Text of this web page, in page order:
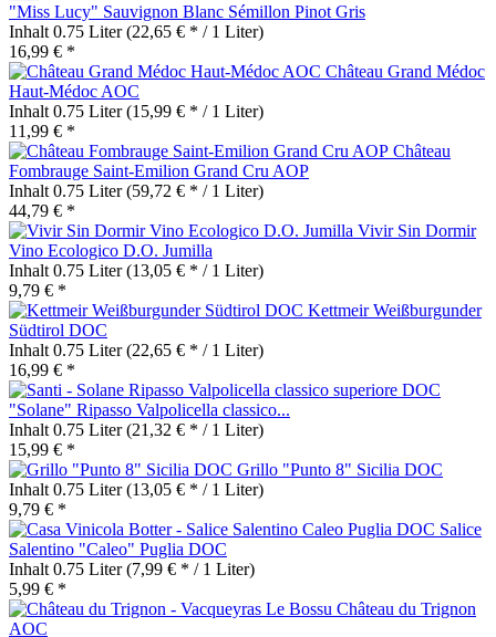
"Miss Lucy" Sauvignon Blanc Sémillon Pinot Gris
Inhalt 0.75 Liter(22,65 € * / 1 Liter)
16,99 € *
Château Grand Médoc
Haut-Médoc AOC
Inhalt 0.75 Liter(15,99 € * / 1 Liter)
11,99 € *
Château
Fombrauge Saint-Emilion Grand Cru AOP
Inhalt 0.75 Liter(59,72 € * / 1 Liter)
44,79 € *
Vivir Sin Dormir
Vino Ecologico D.O. Jumilla
Inhalt 0.75 Liter(13,05 € * / 1 Liter)
9,79 € *
Kettmeir Weißburgunder
Südtirol DOC
Inhalt 0.75 Liter(22,65 € * / 1 Liter)
16,99 € *
"Solane" Ripasso Valpolicella classico...
Inhalt 0.75 Liter(21,32 € * / 1 Liter)
15,99 € *
Grillo "Punto 8" Sicilia DOC
Inhalt 0.75 Liter(13,05 € * / 1 Liter)
9,79 € *
Salice
Salentino "Caleo" Puglia DOC
Inhalt 0.75 Liter(7,99 € * / 1 Liter)
5,99 € *